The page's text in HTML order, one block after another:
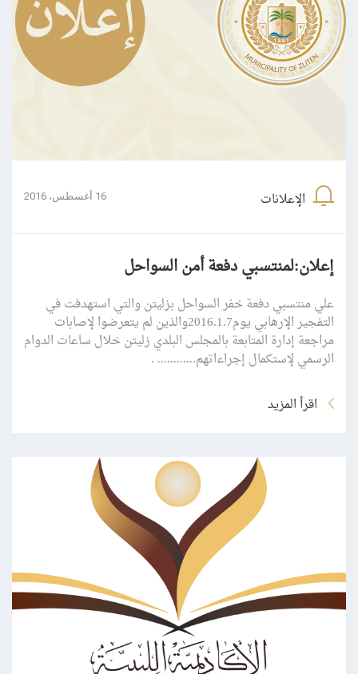
الإعلانات 16 أغسطس، 2016
إعلان:لمنتسبي دفعة أمن السواحل
علي منتسبي دفعة خفر السواحل بزليتن والتي استهدفت في
التفجير الإرهابي يوم2016.1.7والذين لم يتعرضوا لإصابات
مراجعة إدارة المتابعة بالمجلس البلدي زليتن خلال ساعات الدوام
الرسمي لإستكمال إجراءاتهم............ .
اقرأ المزيد